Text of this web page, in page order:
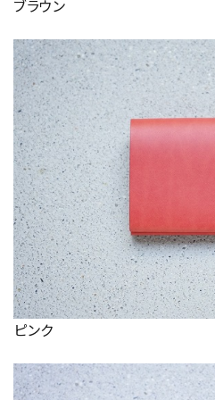
ブラウン
ピンク